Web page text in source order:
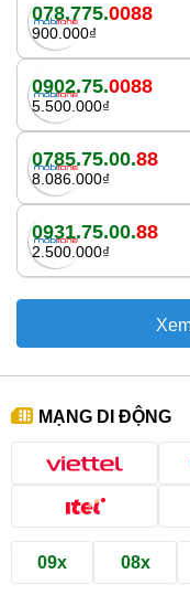
078.775.0088
900.000₫
0902.75.0088
5.500.000₫
0785.75.00.88
8.086.000₫
0931.75.00.88
2.500.000₫
MẠNG DI ĐỘNG
09x 08x